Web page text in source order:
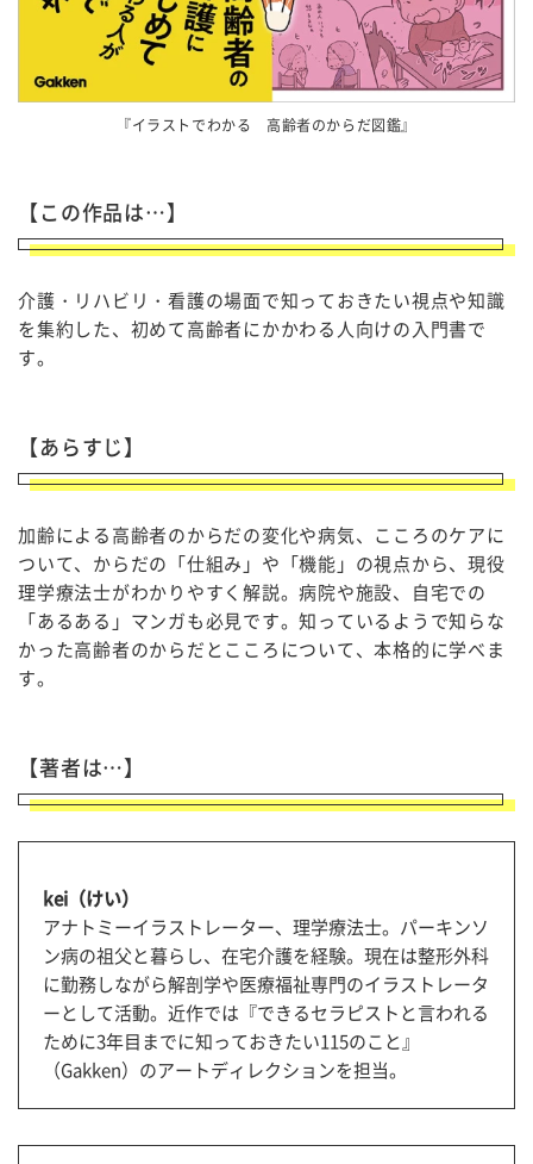
『イラストでわかる 高齢者のからだ図鑑』
【この作品は…】
介護・リハビリ・看護の場面で知っておきたい視点や知識
を集約した、初めて高齢者にかかわる人向けの入門書で
す。
【あらすじ】
加齢による高齢者のからだの変化や病気、こころのケアに
ついて、からだの「仕組み」や「機能」の視点から、現役
理学療法士がわかりやすく解説。病院や施設、自宅での
「あるある」マンガも必見です。知っているようで知らな
かった高齢者のからだとこころについて、本格的に学べま
す。
【著者は…】
kei（けい）
アナトミーイラストレーター、理学療法士。パーキンソ
ン病の祖父と暮らし、在宅介護を経験。現在は整形外科
に勤務しながら解剖学や医療福祉専門のイラストレータ
ーとして活動。近作では『できるセラピストと言われる
ために3年目までに知っておきたい115のこと』
（Gakken）のアートディレクションを担当。